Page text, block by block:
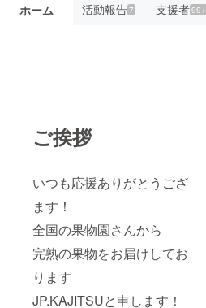
ホーム 活動報告7 支援者99+
ご挨拶
いつも応援ありがとうござ
ます！
全国の果物園さんから
完熟の果物をお届けしてお
ります
JP.KAJITSUと申します！